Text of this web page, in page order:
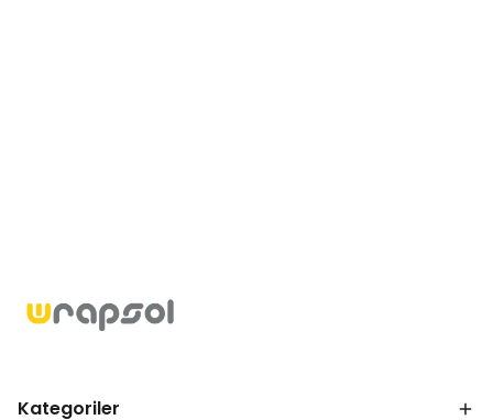
Kategoriler